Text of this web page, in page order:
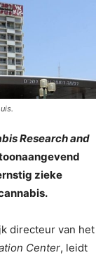
Research and
zieke
directeur van het
Center, leidt